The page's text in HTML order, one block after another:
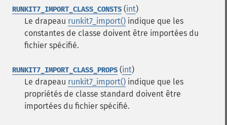
RUNKIT7_IMPORT_CLASS_CONSTS (int)
Le drapeau runkit7_import() indique que les
constantes de classe doivent être importées du
fichier spécifié.
RUNKIT7_IMPORT_CLASS_PROPS (int)
Le drapeau runkit7_import() indique que les
propriétés de classe standard doivent être
importées du fichier spécifié.